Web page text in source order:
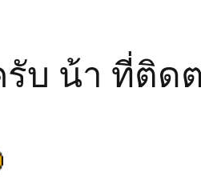
บ น้า ที่ติด